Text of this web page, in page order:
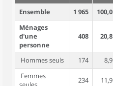
Ensemble
1 965 100,0
Ménages
d'une
personne
408 20,8
Hommes seuls 174 8,9
Femmes
234 11,9